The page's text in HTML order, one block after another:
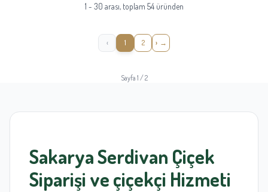
1 - 30 arası, toplam 54 üründen
‹ 1 2 ›
Sayfa 1 / 2
SakaryaSerdivan Çiçek
Siparişi veçiçekçi Hizmeti